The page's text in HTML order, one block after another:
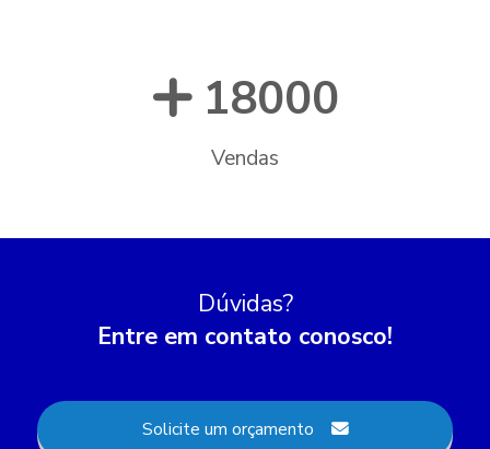
18000
Vendas
Dúvidas?
Entre em contato conosco!
Solicite um orçamento